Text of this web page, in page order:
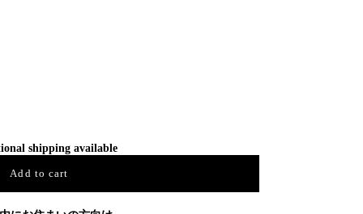
shipping available
Add to cart